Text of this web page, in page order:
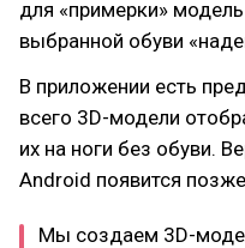
для «примерки»
выбранной обуви
В приложении есть
всего 3D-модели
их на ноги без обуви.
Android появится
Мы создаем 3D-